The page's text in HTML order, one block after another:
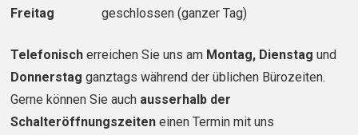
Freitag
geschlossen (ganzer Tag)
Telefonischerreichen Sie uns am Montag, Dienstagund
Donnerstag ganztags während der üblichen Bürozeiten.
Gerne können Sie auch ausserhalb der
Schalteröffnungszeiten einen Termin mit uns